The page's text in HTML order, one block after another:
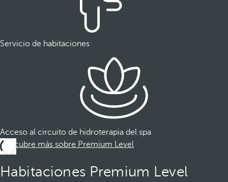
Servicio de habitaciones
Acceso al circuito de hidroterapia del spa
Descubre más sobre Premium Level
Habitaciones Premium Level